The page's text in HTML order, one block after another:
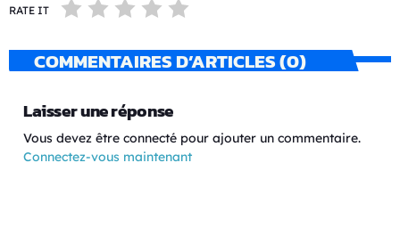
RATE IT
COMMENTAIRES D’ARTICLES (0)
Laisser une réponse
Vous devez être connecté pour ajouter un commentaire.
Connectez-vous maintenant